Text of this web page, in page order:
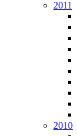
2011
2010